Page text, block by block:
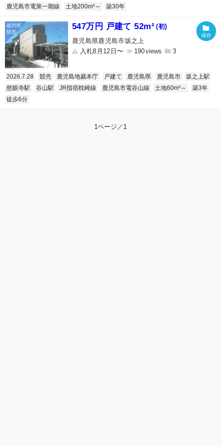
鹿児島市電第一期線 土地200m²～ 築30年
547万円 戸建て 52m² (初)
鹿児島県鹿児島市坂之上
入札8月12日〜
190 3
2026.7.28 競売 鹿児島地裁本庁 戸建て 鹿児島県 鹿児島市
坂之上駅
慈眼寺駅
谷山駅 JR指宿枕崎線 鹿児島市電谷山線 土地60m²～
築3年
徒歩6分
1ページ／1